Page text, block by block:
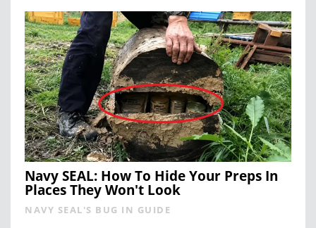
Navy SEAL: How To Hide Your Preps In
Places They Won't Look
NAVY SEAL'S BUG IN GUIDE